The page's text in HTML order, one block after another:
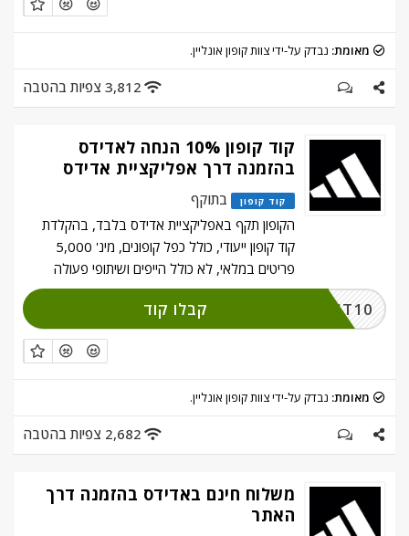
מאומת: נבדק על-ידי צוות קופון אונליין.
3,812 צפיות בהטבה
קוד קופון 10% הנחה לאדידס
בהזמנה דרך אפליקציית אדידס
קוד קופון
בתוקף
הקופון תקף באפליקציית אדידס בלבד, בהקלדת
קוד קופון ייעודי, כולל כפל קופונים, מינ' 5,000
פריטים במלאי, לא כולל הייפים ושיתופי פעולה
COUPONLIST10 קבלו קוד
מאומת: נבדק על-ידי צוות קופון אונליין.
2,682 צפיות בהטבה
משלוח חינם באדידס בהזמנה דרך
האתר